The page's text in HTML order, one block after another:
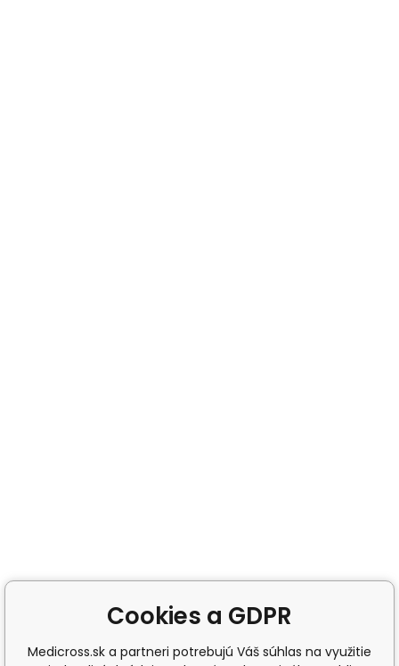
Cookies a GDPR
Medicross.sk a partneri potrebujú Váš súhlas na využitie